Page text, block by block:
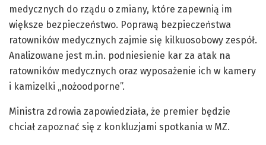
medycznych do rządu o zmiany, które zapewnią im
większe bezpieczeństwo. Poprawą bezpieczeństwa
ratowników medycznych zajmie się kilkuosobowy zespół.
Analizowane jest m.in. podniesienie kar za atak na
ratowników medycznych oraz wyposażenie ich w kamery
i kamizelki „nożoodporne”.
Ministra zdrowia zapowiedziała, że premier będzie
chciał zapoznać się z konkluzjami spotkania w MZ.